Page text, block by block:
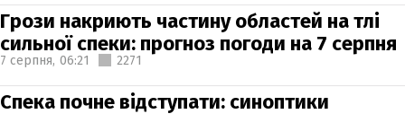
Грози накриють частину областей на тлі
сильної спеки: прогноз погоди на 7 серпня
7 серпня, 06:21 2271
Спека почне відступати: синоптики